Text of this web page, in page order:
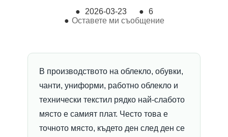
● 2026-03-23 ● 6
● Оставете ми съобщение
В производството на облекло, обувки,
чанти, униформи, работно облекло и
технически текстил рядко най-слабото
място е самият плат. Често това е
точното място, където ден след ден се